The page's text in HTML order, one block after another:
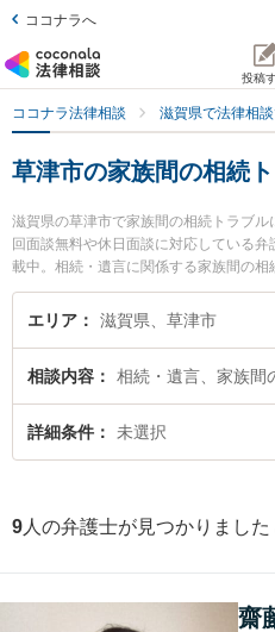
ココナラへ
投稿
ココナラ法律相談 滋賀県で法律相
草津市の家族間の相続
滋賀県の草津市で家族間の相続トラブ
回面談無料や休日面談に対応している
載中。相続・遺言に関係する家族間の
等の細かな分野での絞り込み検索もで
藤 真宏弁護士や大津法律事務所の辻井
仁弁護士のプロフィール情報や弁護士
弁護士に相談したい』『家族間の相続
くの弁護士を検索したい』『初回相談
できる草津市内の弁護士に相談予約し
エリア 滋賀県、草津市
相談内容 相続・遺言、家族間
詳細条件 未選択
9 人の弁護士が見つかりました
齋